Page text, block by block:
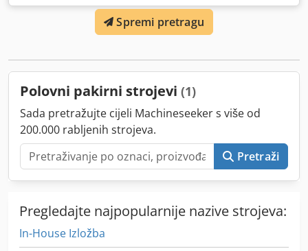
linija Marka: WEIGHPACK Tip: Dodpjxnyh Iefx Airock Godina
proizvodnje: 1994 Radno područje: Dimenzije kartona:
Lokacija: U našem skladištu
Spremi pretragu
Polovni pakirni strojevi (1)
Sada pretražujte cijeli Machineseeker s više od
200.000 rabljenih strojeva.
Pretraži
Pregledajte najpopularnije nazive strojeva:
In-House Izložba